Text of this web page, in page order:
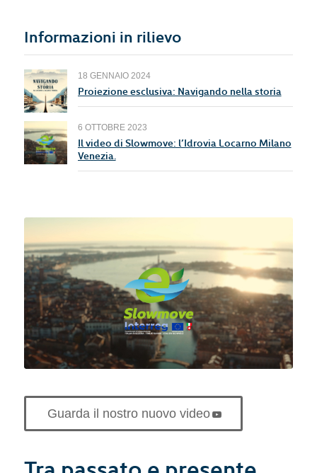
Informazioni in rilievo
18 GENNAIO 2024
Proiezione esclusiva: Navigando nella storia
6 OTTOBRE 2023
Il video di Slowmove: l’Idrovia Locarno Milano
Venezia.
Guarda il nostro nuovo video